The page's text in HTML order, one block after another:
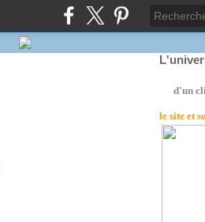
d'un
le site et